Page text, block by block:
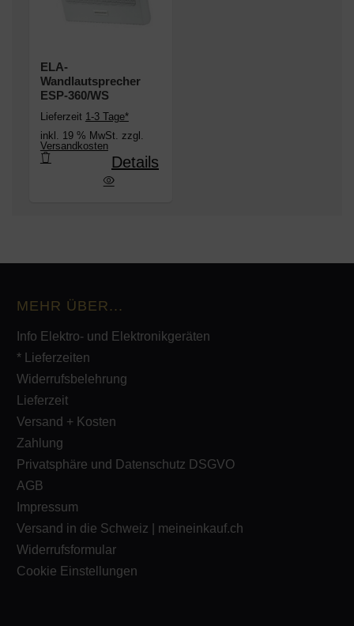
ELA-
Wandlautsprecher
ESP-360/WS
Lieferzeit 1-3 Tage*
inkl. 19 % MwSt. zzgl.
Versandkosten
Wandlautsprecher ESP-360/WS
Details
MEHR ÜBER...
Info Elektro- und Elektronikgeräten
* Lieferzeiten
Widerrufsbelehrung
Lieferzeit
Versand + Kosten
Zahlung
Privatsphäre und Datenschutz DSGVO
AGB
Impressum
Versand in die Schweiz | meineinkauf.ch
Widerrufsformular
Cookie Einstellungen